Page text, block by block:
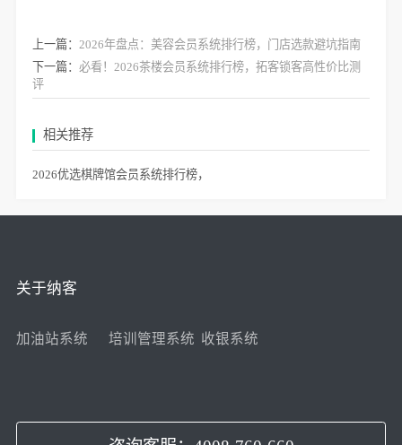
上一篇： 2026年盘点：美容会员系统排行榜，门店选款避坑指南
下一篇： 必看！2026茶楼会员系统排行榜，拓客锁客高性价比测
评
相关推荐
2026优选棋牌馆会员系统排行榜，
关于纳客
加油站系统 培训管理系统 收银系统